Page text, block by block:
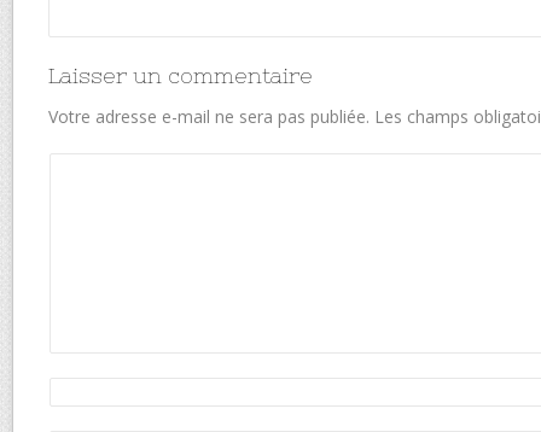
Laisser un commentaire
Votre adresse e-mail ne sera pas publiée. Les champs